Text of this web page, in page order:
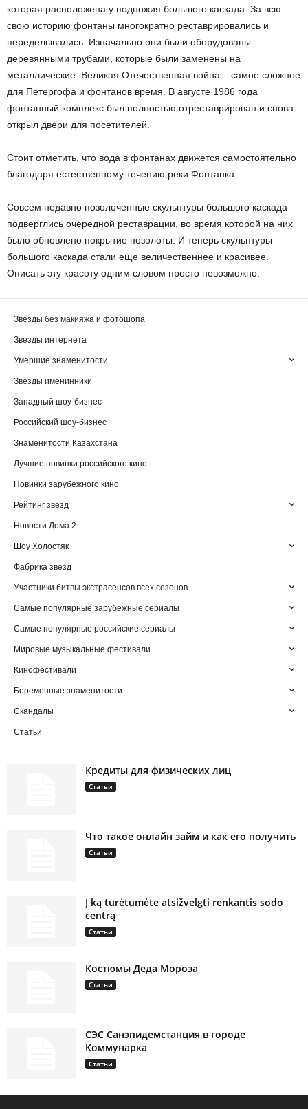
которая расположена у подножия большого каскада. За всю
свою историю фонтаны многократно реставрировались и
переделывались. Изначально они были оборудованы
деревянными трубами, которые были заменены на
металлические. Великая Отечественная война – самое сложное
для Петергофа и фонтанов время. В августе 1986 года
фонтанный комплекс был полностью отреставрирован и снова
открыл двери для посетителей.
Стоит отметить, что вода в фонтанах движется самостоятельно
благодаря естественному течению реки Фонтанка.
Совсем недавно позолоченные скульптуры большого каскада
подверглись очередной реставрации, во время которой на них
было обновлено покрытие позолоты. И теперь скульптуры
большого каскада стали еще величественнее и красивее.
Описать эту красоту одним словом просто невозможно.
Звезды без макияжа и фотошопа
Звезды интернета
Умершие знаменитости
Звезды именинники
Западный шоу-бизнес
Российский шоу-бизнес
Знаменитости Казахстана
Лучшие новинки российского кино
Новинки зарубежного кино
Рейтинг звезд
Новости Дома 2
Шоу Холостяк
Фабрика звезд
Участники битвы экстрасенсов всех сезонов
Самые популярные зарубежные сериалы
Самые популярные российские сериалы
Мировые музыкальные фестивали
Кинофестивали
Беременные знаменитости
Скандалы
Статьи
Кредиты для физических лиц
Статьи
Что такое онлайн займ и как его получить
Статьи
Į ką turėtumėte atsižvelgti renkantis sodo
centrą
Статьи
Костюмы Деда Мороза
Статьи
СЭС Санэпидемстанция в городе
Коммунарка
Статьи